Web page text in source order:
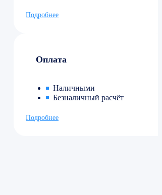
Подробнее
Оплата
Наличными
Безналичный расчёт
Подробнее